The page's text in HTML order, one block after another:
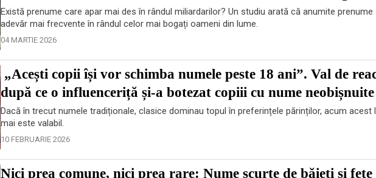
Există prenume care apar mai des în rândul miliardarilor? Un studiu arată că anumite
adevăr mai frecvente în rândul celor mai bogați oameni din lume.
04 MARTIE 2026
„Acești copii își vor schimba numele peste 18 ani”. Val de
după ce o influenceriță și-a botezat copiii cu nume neobișnuite
Dacă în trecut numele tradiționale, clasice dominau topul în preferințele părinților, acum acest
mai este valabil.
10 FEBRUARIE 2026
Nici prea comune, nici prea rare: Nume scurte de băieți și fete